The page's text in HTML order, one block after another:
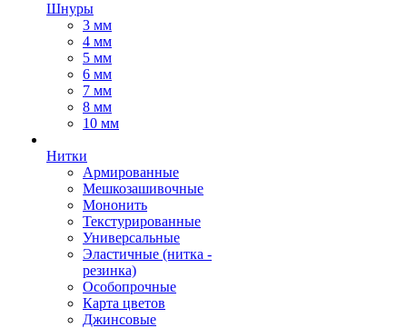
Шнуры
3 мм
4 мм
5 мм
6 мм
7 мм
8 мм
10 мм
Нитки
Армированные
Мешкозашивочные
Мононить
Текстурированные
Универсальные
Эластичные (нитка -
резинка)
Особопрочные
Карта цветов
Джинсовые